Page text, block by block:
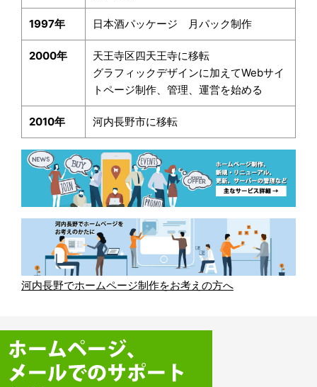
1997年 日本酒パッケージ 月パック制作
2000年
天王寺区四天王寺に移転
グラフィックデザインに加えてWebサイ
トページ制作、管理、運営を始める
2010年 河内長野市に移転
河内長野でホームページ制作をお考えの方へ